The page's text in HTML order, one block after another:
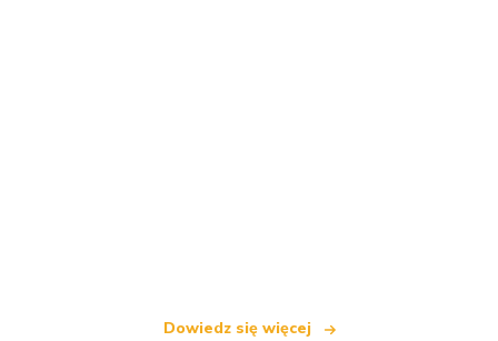
Dowiedz się więcej